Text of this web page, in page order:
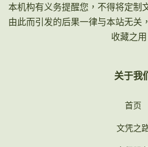
本机构有义务提醒您，不得将定制
由此而引发的后果一律与本站无关
收藏之用
关于我
首页
文凭之